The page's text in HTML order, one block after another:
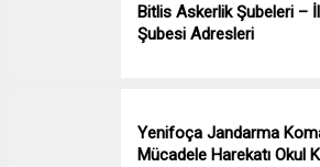
Bitlis Askerlik Şubeleri –
Şubesi Adresleri
Yenifoça Jandarma
Mücadele Harekatı Okul